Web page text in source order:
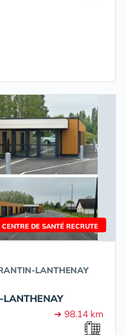
CENTRE DE SANTÉ RECRUTE
LANTHENAY
➔ 98.14 km